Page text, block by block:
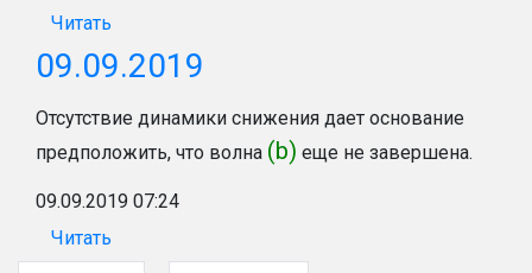
Читать
09.09.2019
Отсутствие динамики снижения дает основание
предположить, что волна (b) еще не завершена.
09.09.2019 07:24
Читать